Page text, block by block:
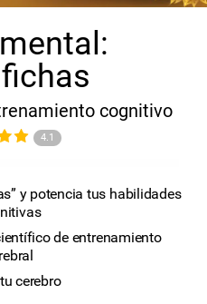
cognitivo
4.1
y potencia tus habilidades
de entrenamiento
cerebro